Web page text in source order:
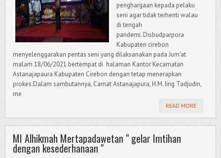
penghargaan kepada pelaku
seni agar tidak terhenti walau
di tengah
pandemi. Disbudparpora
Kabupaten cirebon
menyelenggarakan pentas seni yang dilaksanakan pada Jum'at
malam 18/06/2021 bertempat di halaman Kantor Kecamatan
Astanajapaura Kabupaten Cirebon dengan tetap menerapkan
prokes.Dalam sambutannya, Camat Astanajapura, H.M. Iing Tadjudin,
me
READ MORE
MI Alhikmah Mertapadawetan " gelar Imtihan
dengan kesederhanaan "